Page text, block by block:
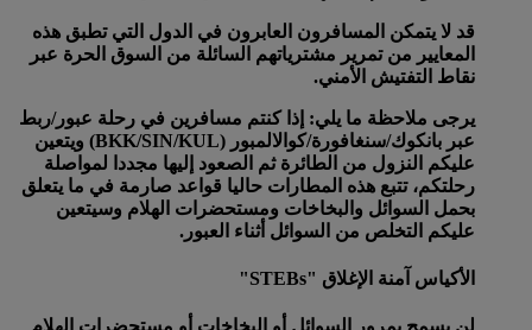
قد لا يتمكن المسافرون العابرون في الدول التي تطبق هذه
المعايير من تمرير مشترياتهم السائلة من السوق الحرة عبر
نقاط التفتيش الأمني.
يرجى ملاحظة ما يلي: إذا كنتم مسافرين في رحلة عبور/ربط
عبر بانكوك/سنغافورة/كوالالمبور (BKK/SIN/KUL) ويتعين
عليكم النزول من الطائرة ثم الصعود إليها مجددا لمواصلة
رحلتكم، تتبع هذه المطارات حاليا قواعد صارمة في ما يتعلق
بحمل السوائل والبخاخات ومستحضرات الهلام وسيتعين
عليكم التخلص من السوائل أثناء العبور.
الأكياس آمنة الإغلاق "STEBs"
لن يسمح بمرور السوائل أو البخاخات أو مستحضرات الهلام